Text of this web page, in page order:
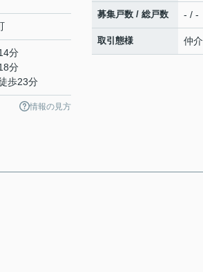
分
分
歩23分
情報の見方
募集戸数 / 総戸数 - / -
取引態様 仲介